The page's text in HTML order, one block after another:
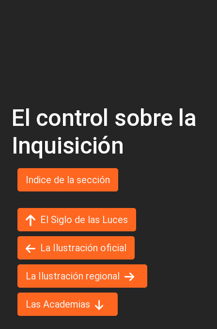
El control sobre la
Inquisición
Indice de la sección
El Siglo de las Luces
La Ilustración oficial
La Ilustración regional
Las Academias